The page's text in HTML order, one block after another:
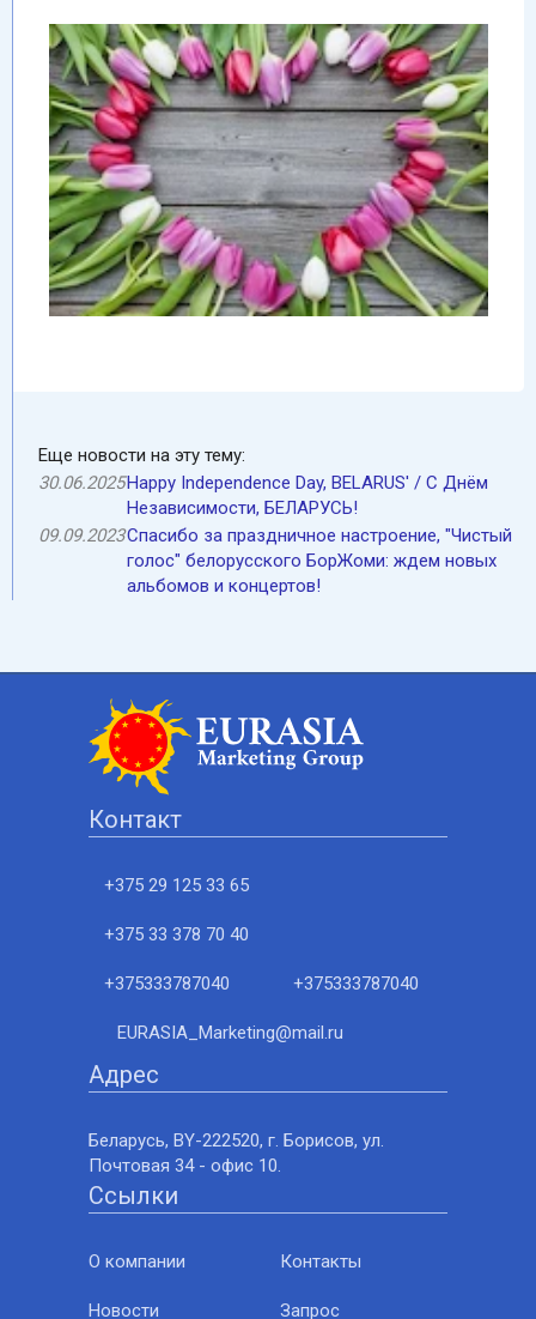
Еще новости на эту тему:
30.06.2025 Happy Independence Day, BELARUS' / С Днём
Независимости, БЕЛАРУСЬ!
09.09.2023Спасибо за праздничное настроение, "Чистый
голос" белорусского БорЖоми: ждем новых
альбомов и концертов!
Контакт
+375 29 125 33 65
+375 33 378 70 40
+375333787040 +375333787040
EURASIA_Marketing@mail.ru
Адрес
Беларусь, BY-222520, г. Борисов, ул.
Почтовая 34 - офис 10.
Ссылки
О компании Контакты
Новости Запрос